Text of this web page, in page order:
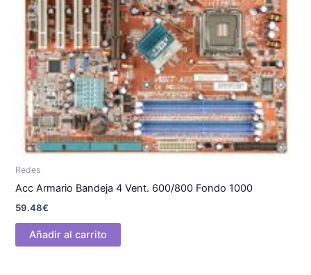
Redes
Acc Armario Bandeja 4 Vent. 600/800 Fondo 1000
59.48€
Añadir al carrito